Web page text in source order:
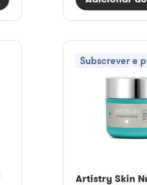
Subscrever e
Artistry Skin